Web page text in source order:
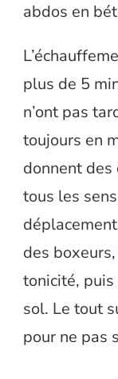
abdos en
plus de 5
n’ont pas
toujours en
donnent des
tous les
des
tonicité,
sol. Le tout
pour ne pas